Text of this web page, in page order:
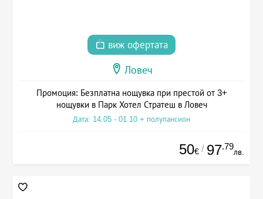
виж офертата
Ловеч
Промоция: Безплатна нощувка при престой от 3+
нощувки в Парк Хотел Стратеш в Ловеч
Дата: 14.05 - 01.10 + полупансион
50€ / 97.79
лв.